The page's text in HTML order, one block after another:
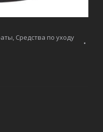
Средства по уходу